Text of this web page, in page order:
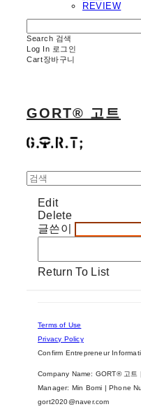
REVIEW
Search 검색
Log In 로그인
Cart장바구니
GORT® 고트
Edit
Delete
글쓴이
Return To List
Terms of Use
Privacy Policy
Confirm Entrepreneur
Company Name: GORT® 고
Manager: Min Bomi | Phone
gort2020@naver.com